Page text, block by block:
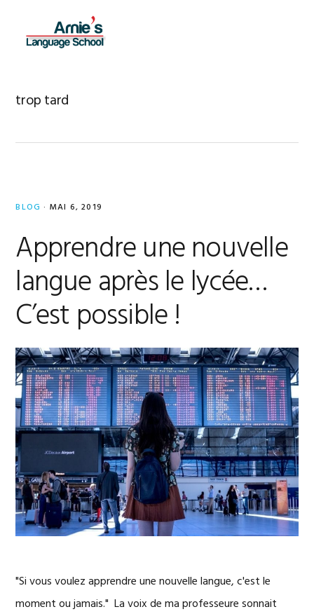
primary
footer
trop tard
BLOG · MAI 6, 2019
Apprendre une nouvelle
langue après le lycée…
C’est possible !
"Si vous voulez apprendre une nouvelle langue, c'est le
moment ou jamais." La voix de ma professeure sonnait